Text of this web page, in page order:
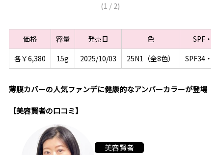
(1 /2)
価格 容量 発売日 色
SPF・PA
各￥6,380
15g 2025/10/03 25N1（全8色） SPF34・
薄膜カバーの人気ファンデに健康的なアンバーカラーが登場
【美容賢者の口コミ】
美容賢者